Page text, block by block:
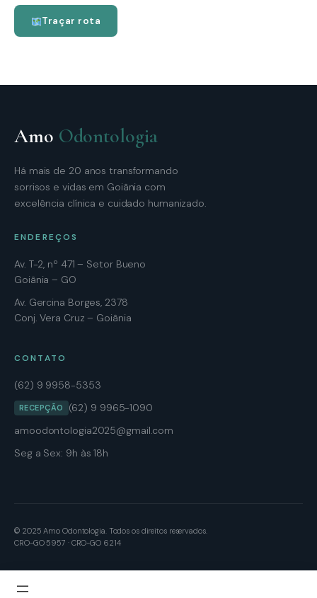
Traçar rota
Amo Odontologia
Há mais de 20 anos transformando
sorrisos e vidas em Goiânia com
excelência clínica e cuidado humanizado.
ENDEREÇOS
Av. T-2, nº 471 – Setor Bueno
Goiânia – GO
Av. Gercina Borges, 2378
Conj. Vera Cruz – Goiânia
CONTATO
(62) 9 9958-5353
RECEPÇÃO
(62) 9 9965-1090
amoodontologia2025@gmail.com
Seg a Sex: 9h às 18h
© 2025 Amo Odontologia. Todos os direitos reservados.
CRO-GO 5957 · CRO-GO 6214